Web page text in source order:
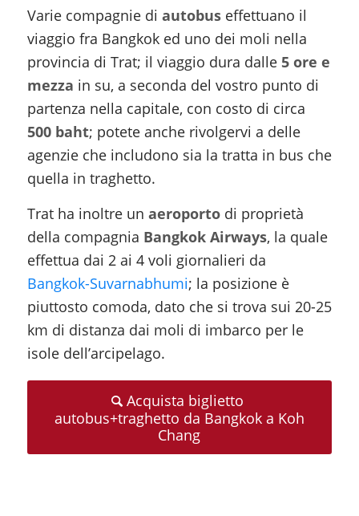
Varie compagnie di autobuseffettuano il
viaggio fra Bangkok ed uno dei moli nella
provincia di Trat; il viaggio dura dalle 5 ore e
mezza in su, a seconda del vostro punto di
partenza nella capitale, con costo di circa
500 baht; potete anche rivolgervi a delle
agenzie che includono sia la tratta in bus che
quella in traghetto.
Trat ha inoltre un aeroportodi proprietà
della compagnia Bangkok Airways, la quale
effettua dai 2 ai 4 voli giornalieri da
Bangkok-Suvarnabhumi; la posizione è
piuttosto comoda, dato che si trova sui 20-25
km di distanza dai moli di imbarco per le
isole dell’arcipelago.
Acquista biglietto
autobus+traghetto da Bangkok a Koh
Chang